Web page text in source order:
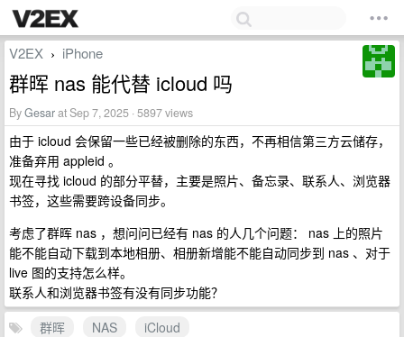
V2EX › iPhone
群晖 nas 能代替 icloud 吗
ByGesarat Sep 7, 2025 · 5897 views
由于 icloud 会保留一些已经被删除的东西，不再相信第三方云储存，
准备弃用 appleid 。
现在寻找 icloud 的部分平替，主要是照片、备忘录、联系人、浏览器
书签，这些需要跨设备同步。
考虑了群晖 nas ，想问问已经有 nas 的人几个问题： nas 上的照片
能不能自动下载到本地相册、相册新增能不能自动同步到 nas 、对于
live 图的支持怎么样。
联系人和浏览器书签有没有同步功能？
群晖
NAS
iCloud